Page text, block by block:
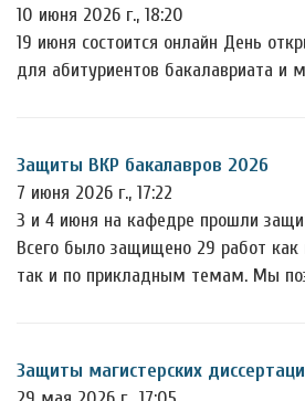
10 июня 2026 г., 18:20
19 июня состоится онлайн День
для абитуриентов бакалавриата и
Защиты ВКР бакалавров 2026
7 июня 2026 г., 17:22
3 и 4 июня на кафедре прошли
Всего было защищено 29 работ как
так и по прикладным темам. Мы
Защиты магистерских